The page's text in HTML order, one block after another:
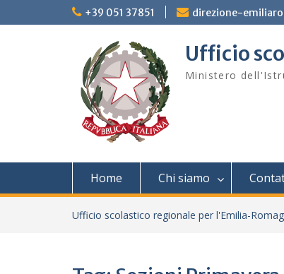
to
+39 051 37851 direzione-
Ufficio
Ministero
Home Chi siamo
Ufficio scolastico regionale per l'Emilia-